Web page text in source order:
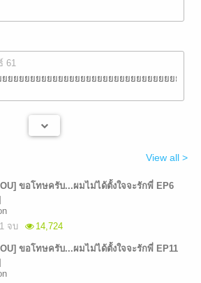
61
ยยยยยยยยยยยยยยยยยยยยยยยยยยยยยยยยย
View all >
ขอโทษครับ...ผมไม่ได้ตั้งใจจะรักพี่ EP6
จบ
14,724
ขอโทษครับ...ผมไม่ได้ตั้งใจจะรักพี่ EP11